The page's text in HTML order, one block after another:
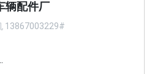
辆配件厂
13867003229#